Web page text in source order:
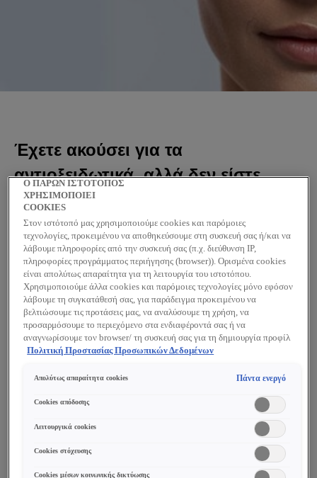
Έχετε ακούσει για τα
αντιοξειδωτικά, αλλά δεν είστε
σίγουρη πώς ακριβώς βοηθούν
την επιδερμίδα σας; Παρακάτω
εξετάζουμε πιο προσεκτικά τη
σχέση της επιδερμίδας με τα
λεγόμενα «superfoods».
Τι είναι τα αντιοξειδωτικά και πώς
των ελεύθερων ριζών;
Τα αντιοξειδωτικά, ένας γενικός όρος που περιλαμβάνει
πολλές ομάδες οργανικών μορίων, αποτελούν την
πρώτη γραμμή άμυνας της επιδερμίδας ενάντια στις
Ο ΠΑΡΩΝ ΙΣΤΟΤΟΠΟΣ
ΧΡΗΣΙΜΟΠΟΙΕΙ
COOKIES
Στον ιστότοπό μας χρησιμοποιούμε cookies και παρόμοιες
τεχνολογίες, προκειμένου να αποθηκεύσουμε στη συσκευή σας ή/και να
λάβουμε πληροφορίες από την συσκευή σας (π.χ. διεύθυνση IP,
πληροφορίες προγράμματος περιήγησης (browser)). Ορισμένα cookies
είναι απολύτως απαραίτητα για τη λειτουργία του ιστοτόπου.
Χρησιμοποιούμε άλλα cookies και παρόμοιες τεχνολογίες μόνο εφόσον
λάβουμε τη συγκατάθεσή σας, για παράδειγμα προκειμένου να
βελτιώσουμε τις προτάσεις μας, να αναλύσουμε τη χρήση, να
προσαρμόσουμε το περιεχόμενο στα ενδιαφέροντά σας ή να
αναγνωρίσουμε τον browser/ τη συσκευή σας για τη δημιουργία προφίλ
με τα ενδιαφέροντά σας και να σας δείχνουμε σχετικό διαφημιστικό
cookies τα οποία δεν είναι απαραίτητα («Αποδοχή όλων»), να τα
επιλογές σας («Αποθήκευση επιλογών»). Μπορείτε επίσης, ανά πάσα
(επιλέγοντας το link «Ρυθμίσεις για τα cookies»). Περισσότερες
Πολιτική Προστασίας Προσωπικών Δεδομένων
Απολύτως απαραίτητα cookies Πάντα ενεργό
Cookies απόδοσης
Λειτουργικά cookies
Cookies στόχευσης
Cookies μέσων κοινωνικής δικτύωσης